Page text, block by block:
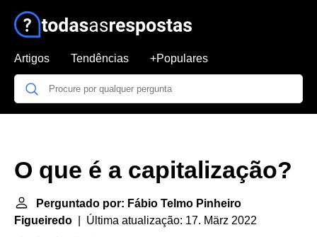
Artigos Tendências +Populares
O que é a capitalização?
Perguntado por: Fábio Telmo Pinheiro
Figueiredo | Última atualização: 17. März 2022